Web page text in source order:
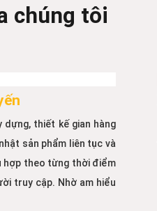
chúng tôi
dựng, thiết kế gian hàng
sản phẩm liên tục và
hợp theo từng thời điểm
truy cập. Nhờ am hiểu